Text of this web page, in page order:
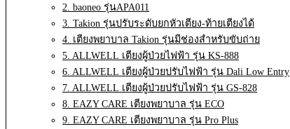
2. baoneo รุ่นAPA011
3. Takion รุ่นปรับระดับยกหัวเตียง-ท้ายเตียงได้
4. เตียงพยาบาล Takion รุ่นมีช่องสำหรับขับถ่าย
5. ALLWELL เตียงผู้ป่วยไฟฟ้า รุ่น KS-888
6. ALLWELL เตียงผู้ป่วยปรับไฟฟ้า รุ่น Dali Low Entry
7. ALLWELL เตียงผู้ป่วยปรับไฟฟ้า รุ่น GS-828
8. EAZY CARE เตียงพยาบาล รุ่น ECO
9. EAZY CARE เตียงพยาบาล รุ่น Pro Plus